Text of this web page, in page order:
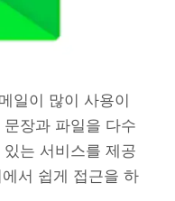
일이 많이 사용이
장과 파일을 다수
는 서비스를 제공
서 쉽게 접근을 하